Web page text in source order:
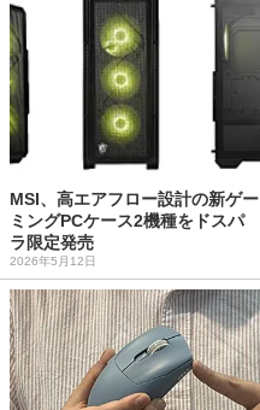
MSI、高エアフロー設計の新ゲー
ミングPCケース2機種をドスパ
ラ限定発売
2026年5月12日